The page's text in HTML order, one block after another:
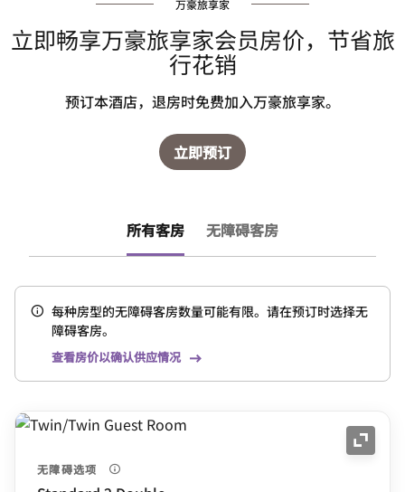
万豪旅享家
立即畅享万豪旅享家会员房价，节省旅
行花销
预订本酒店，退房时免费加入万豪旅享家。
立即预订
所有客房 无障碍客房
每种房型的无障碍客房数量可能有限。请在预订时选择无
障碍客房。
查看房价以确认供应情况
展开
无障碍选项